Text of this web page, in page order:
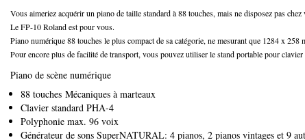
Vous aimeriez acquérir un piano de taille standard à 88 touches, mais ne disposez pas
Le FP-10 Roland est pour vous.
Piano numérique 88 touches le plus compact de sa catégorie, ne mesurant que 1284 x
Pour encore plus de facilité de transport, vous pouvez utiliser le stand portable pour clavier
Piano de scène numérique
88 touches Mécaniques à marteaux
Clavier standard PHA-4
Polyphonie max. 96 voix
Générateur de sons SuperNATURAL: 4 pianos, 2 pianos vintages et 9